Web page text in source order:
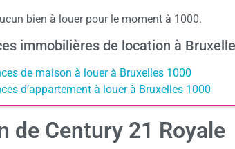
bien à louer pour le moment à 1000.
immobilières de location à
de maison à louer à Bruxelles 1000
d’appartement à louer à Bruxelles 1000
de Century 21 Royale